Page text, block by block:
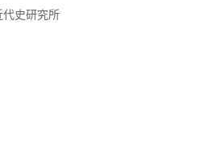
史研究所